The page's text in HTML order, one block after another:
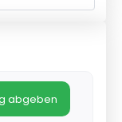
abgeben